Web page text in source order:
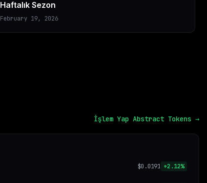
Haftalık Sezon
February 19, 2026
İşlem Yap Abstract Tokens →
$0.0191 +2.12%